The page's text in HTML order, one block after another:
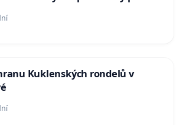
Kuklenských rondelů v